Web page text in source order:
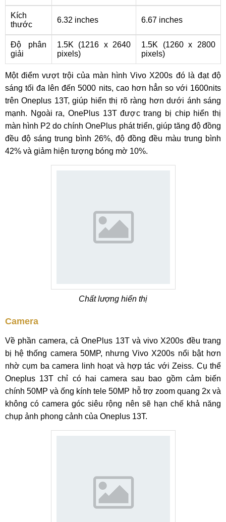
Kích
thước
6.32 inches 6.67 inches
Độ phân
giải
1.5K (1216 x 2640
pixels)
1.5K (1260 x 2800
pixels)
Một điểm vượt trội của màn hình Vivo X200s đó là đạt độ
sáng tối đa lên đến 5000 nits, cao hơn hẳn so với 1600nits
trên Oneplus 13T, giúp hiển thị rõ ràng hơn dưới ánh sáng
mạnh. Ngoài ra, OnePlus 13T được trang bị chip hiển thị
màn hình P2 do chính OnePlus phát triển, giúp tăng độ đồng
đều độ sáng trung bình 26%, độ đồng đều màu trung bình
42% và giảm hiện tượng bóng mờ 10%.
Chất lượng hiển thị
Camera
Về phần camera, cả OnePlus 13T và vivo X200s đều trang
bị hệ thống camera 50MP, nhưng Vivo X200s nổi bật hơn
nhờ cụm ba camera linh hoạt và hợp tác với Zeiss. Cụ thể
Oneplus 13T chỉ có hai camera sau bao gồm cảm biến
chính 50MP và ống kính tele 50MP hỗ trợ zoom quang 2x và
không có camera góc siêu rộng nên sẽ hạn chế khả năng
chụp ảnh phong cảnh của Oneplus 13T.